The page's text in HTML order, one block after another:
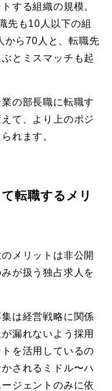
する組織の規模。
先も10人以下の組
から70人と、転職先
とミスマッチも起
の部長職に転職す
て、より上のポジ
れます。
転職するメリ
メリットは非公開
が扱う独占求人を
は経営戦略に関係
漏れないよう採用
を活用しているの
されるミドル〜ハ
ジェントのみに依